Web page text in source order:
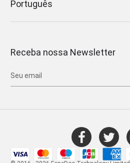
Português
Receba nossa Newsletter